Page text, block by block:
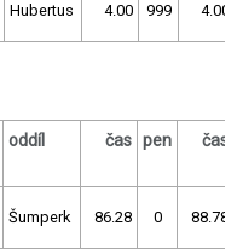
Hubertus 4.00 999 4.00
oddíl čas pen čas
Šumperk 86.28 0 88.78